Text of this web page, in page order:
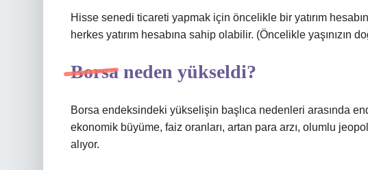
Hisse senedi ticareti yapmak için öncelikle bir yatırım
herkes yatırım hesabına sahip olabilir. (Öncelikle yaşınızın
Borsa neden yükseldi?
Borsa endeksindeki yükselişin başlıca nedenleri arasında
ekonomik büyüme, faiz oranları, artan para arzı, olumlu
alıyor.